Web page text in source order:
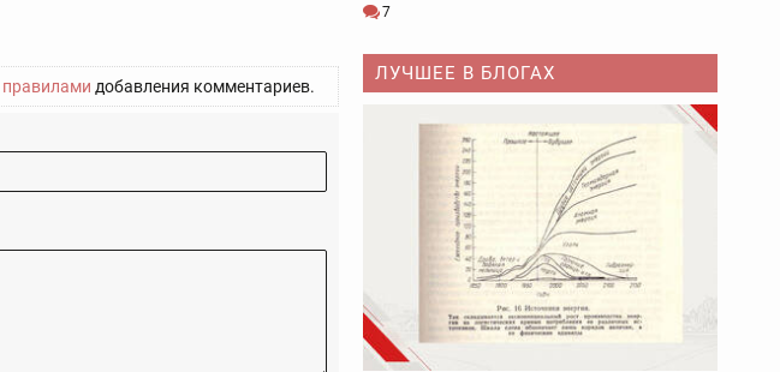
правилами добавления комментариев.
7
ЛУЧШЕЕ В БЛОГАХ